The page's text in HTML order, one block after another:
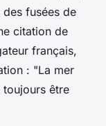
fusées de
citation de
français,
: "La mer
toujours être